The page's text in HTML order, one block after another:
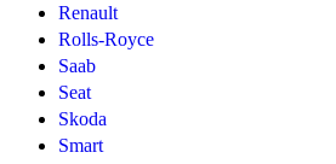
Renault
Rolls-Royce
Saab
Seat
Skoda
Smart